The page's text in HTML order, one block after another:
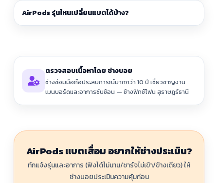
AirPods รุ่นไหนเปลี่ยนแบตได้บ้าง?
ตรวจสอบเนื้อหาโดย ช่างบอย
ช่างซ่อมมือถือประสบการณ์มากกว่า 10 ปี เชี่ยวชาญงาน
เมนบอร์ดและอาการซับซ้อน — ช้างฟิกซ์โฟน สุราษฎร์ธานี
AirPods แบตเสื่อม อยากให้ช่างประเมิน?
ทักแจ้งรุ่นและอาการ (ฟังได้ไม่นาน/ชาร์จไม่เข้า/ข้างเดียว) ให้
ช่างบอยประเมินความคุ้มก่อน